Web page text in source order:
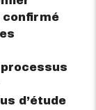
d’étude